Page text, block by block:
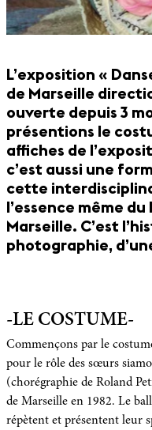
L’exposition «
de Marseille
ouverte depuis 3
présentions le
affiches de
c’est aussi une
cette
l’essence même
Marseille. C’est
photographie,
-LE COSTUME-
Commençons par le
pour le rôle des sœurs
(chorégraphie de Roland
de Marseille en 1982. Le
répètent et présentent leur